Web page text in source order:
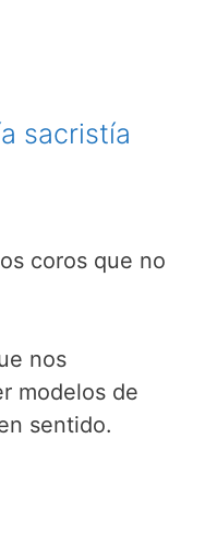
sacristía
coros que no
nos
modelos de
sentido.